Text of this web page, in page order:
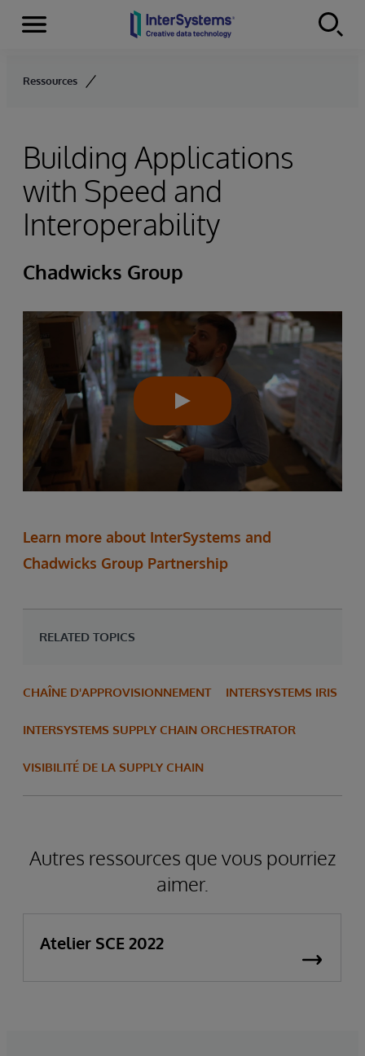
Skip to content
Menu
Ressources
Building Applications
with Speed and
Interoperability
Chadwicks Group
Learn more about InterSystems and
Chadwicks Group Partnership
RELATED TOPICS
CHAÎNE D'APPROVISIONNEMENT INTERSYSTEMS IRIS
INTERSYSTEMS SUPPLY CHAIN ORCHESTRATOR
VISIBILITÉ DE LA SUPPLY CHAIN
Autres ressources que vous pourriez
aimer.
Atelier SCE 2022